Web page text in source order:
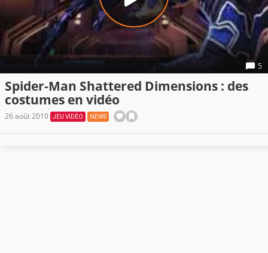
5
Spider-Man Shattered Dimensions : des
costumes en vidéo
26 août 2010 JEU VIDÉO NEWS